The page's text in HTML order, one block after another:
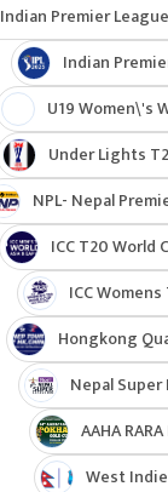
Indian Premier
Indian
U19 Women\'s
Under Lights
NPL- Nepal
ICC T20 World
ICC
Hongkong
Nepal
AAHA
West